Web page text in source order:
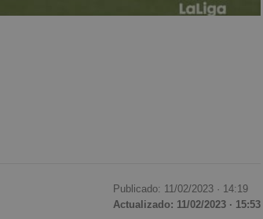
Publicado: 11/02/2023 · 14:19
Actualizado: 11/02/2023 · 15:53